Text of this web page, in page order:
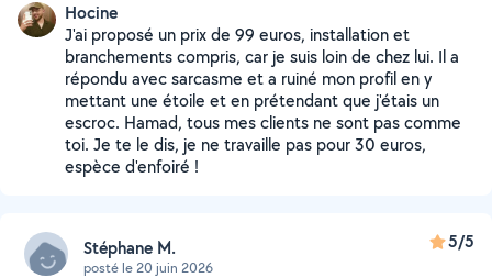
Hocine
J'ai proposé un prix de 99 euros, installation et
branchements compris, car je suis loin de chez lui. Il a
répondu avec sarcasme et a ruiné mon profil en y
mettant une étoile et en prétendant que j'étais un
escroc. Hamad, tous mes clients ne sont pas comme
toi. Je te le dis, je ne travaille pas pour 30 euros,
espèce d'enfoiré !
Stéphane M.
posté le 20 juin 2026
5/5